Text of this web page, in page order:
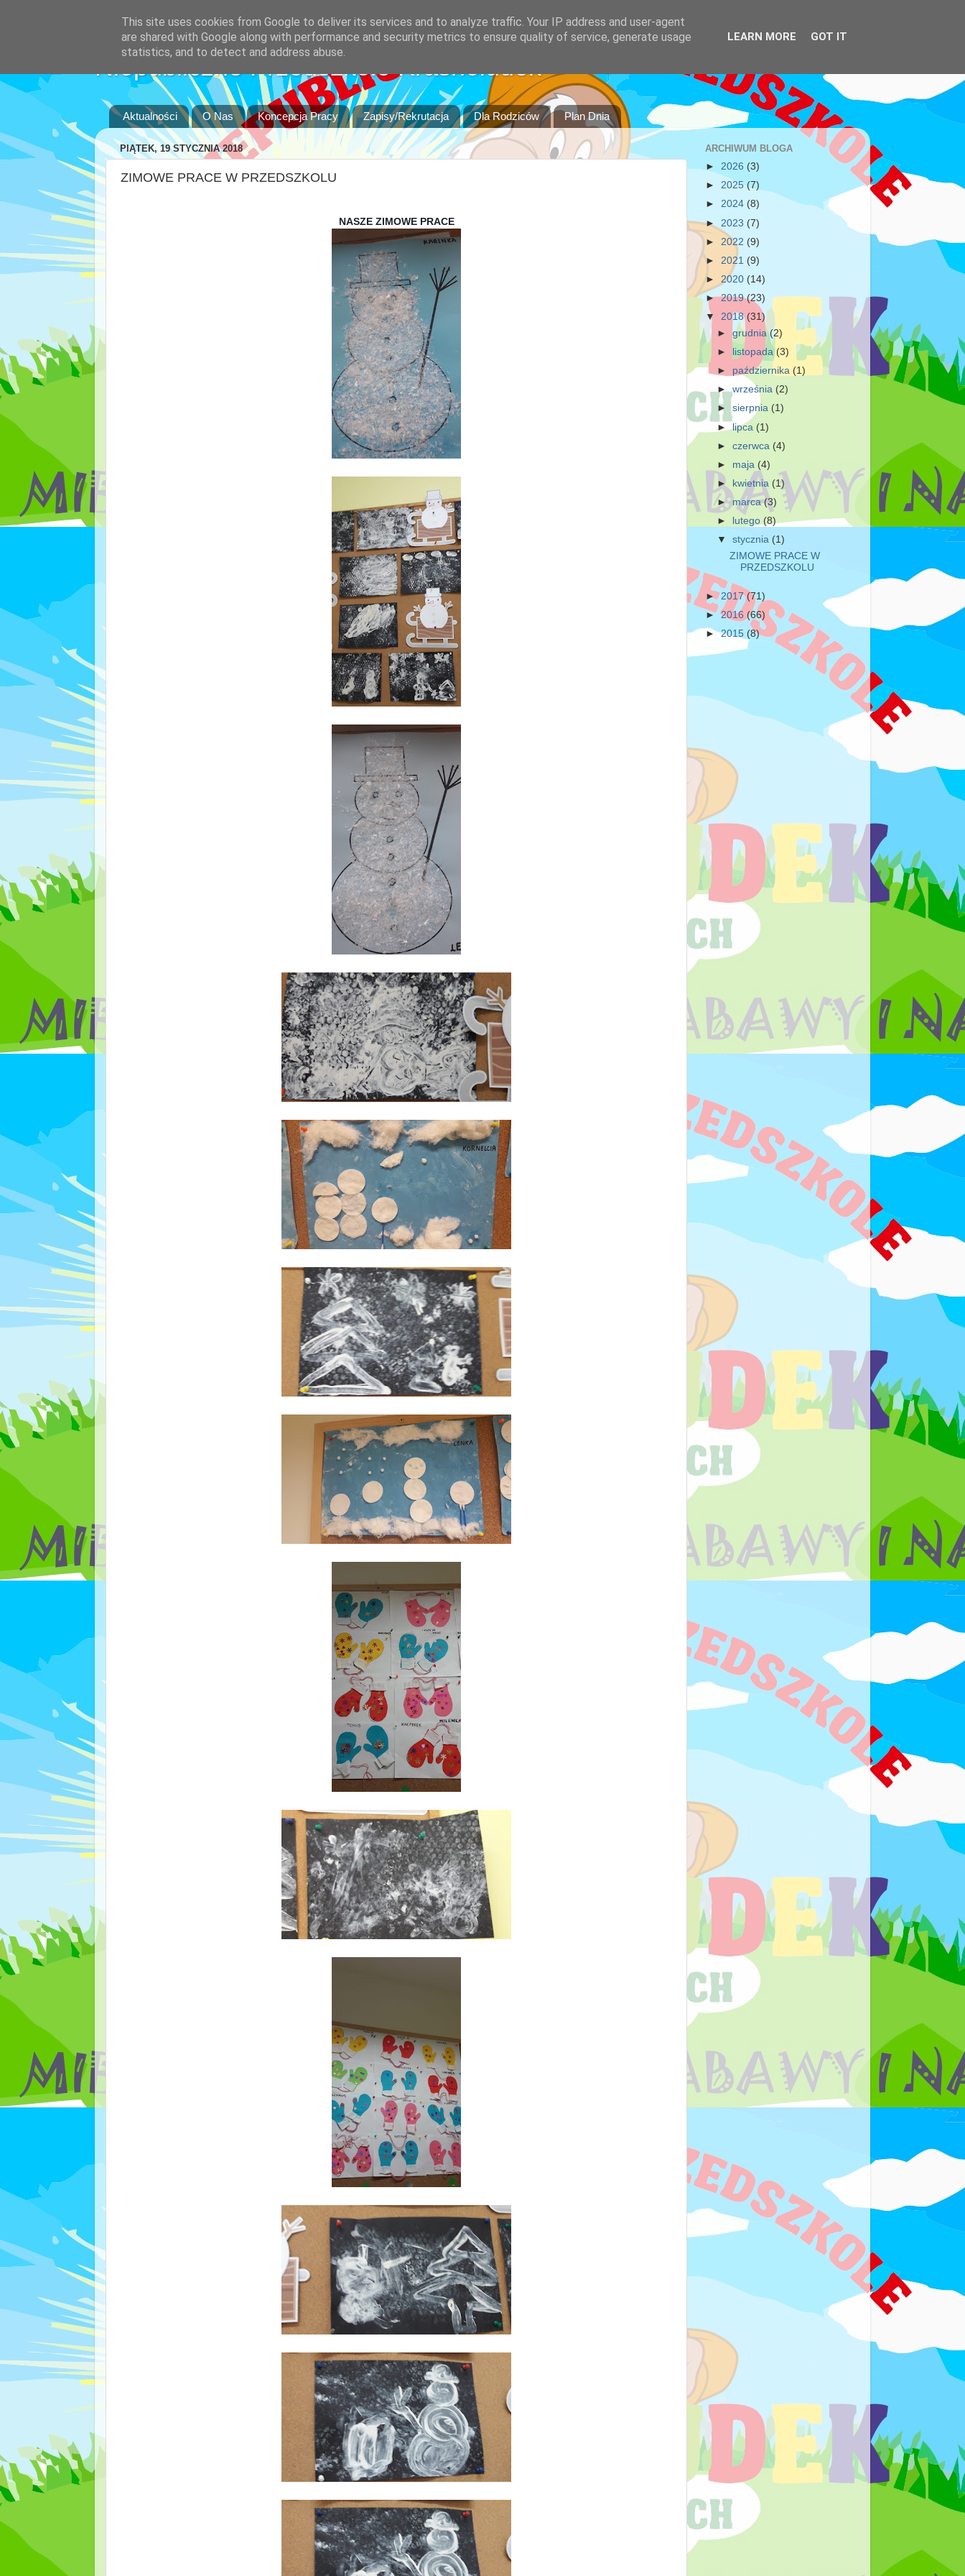
Niepubliczne Przedszkole Krasnoludek
Aktualności O Nas Koncepcja Pracy Zapisy/Rekrutacja Dla Rodziców Plan Dnia
PIĄTEK, 19 STYCZNIA 2018
ZIMOWE PRACE W PRZEDSZKOLU
NASZE ZIMOWE PRACE
ARCHIWUM BLOGA
► 2026 (3)
► 2025(7)
► 2024 (8)
► 2023 (7)
► 2022 (9)
► 2021 (9)
► 2020 (14)
►2019(23)
▼ 2018 (31)
►grudnia(2)
►
listopada (3)
► października (1)
►września (2)
►sierpnia (1)
►lipca (1)
►czerwca (4)
► maja (4)
►
kwietnia (1)
► marca(3)
►
lutego (8)
▼stycznia(1)
ZIMOWE PRACE W
PRZEDSZKOLU
►2017(71)
►2016 (66)
►2015 (8)
This site uses cookies from Google to deliver its services and to analyze traffic. Your IP address and user-agent
are shared with Google along with performance and security metrics to ensure quality of service, generate usage
statistics, and to detect and address abuse.
LEARN MORE GOT IT